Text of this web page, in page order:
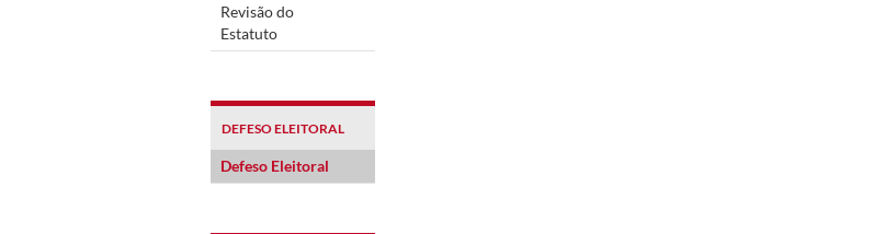
Revisão do
Estatuto
DEFESO ELEITORAL
Defeso Eleitoral